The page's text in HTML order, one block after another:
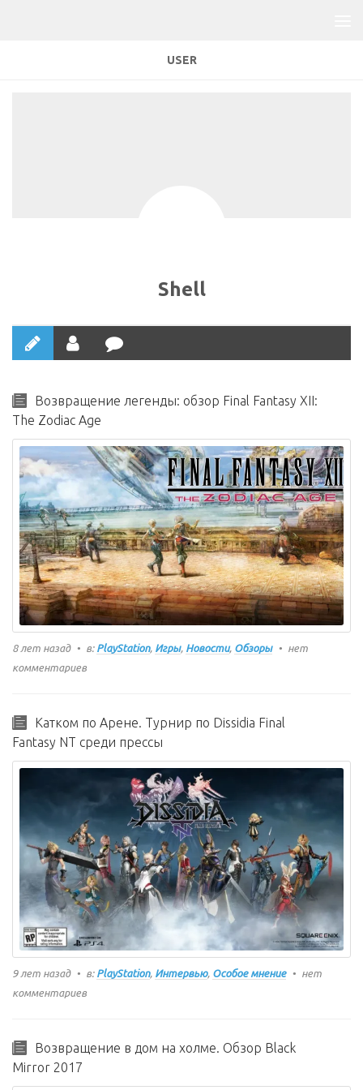
USER
Shell
Возвращение легенды: обзор Final Fantasy XII:
The Zodiac Age
8 лет назад в: PlayStation, Игры, Новости, Обзоры
нет
комментариев
Катком по Арене. Турнир по Dissidia Final
Fantasy NT среди прессы
9 лет назад в: PlayStation, Интервью, Особое мнение
нет
комментариев
Возвращение в дом на холме. Обзор Black
Mirror 2017